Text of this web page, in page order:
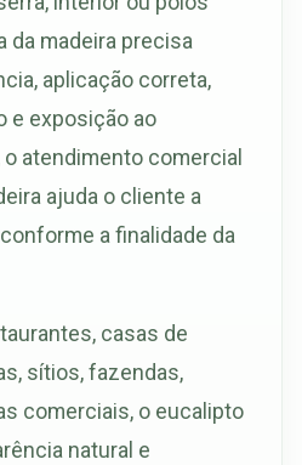
da madeira precisa
aplicação correta,
e exposição ao
atendimento comercial
ajuda o cliente a
a finalidade da
casas de
sítios, fazendas,
comerciais, o eucalipto
natural e